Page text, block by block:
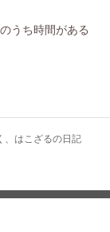
うち時間がある
、はこざるの日記